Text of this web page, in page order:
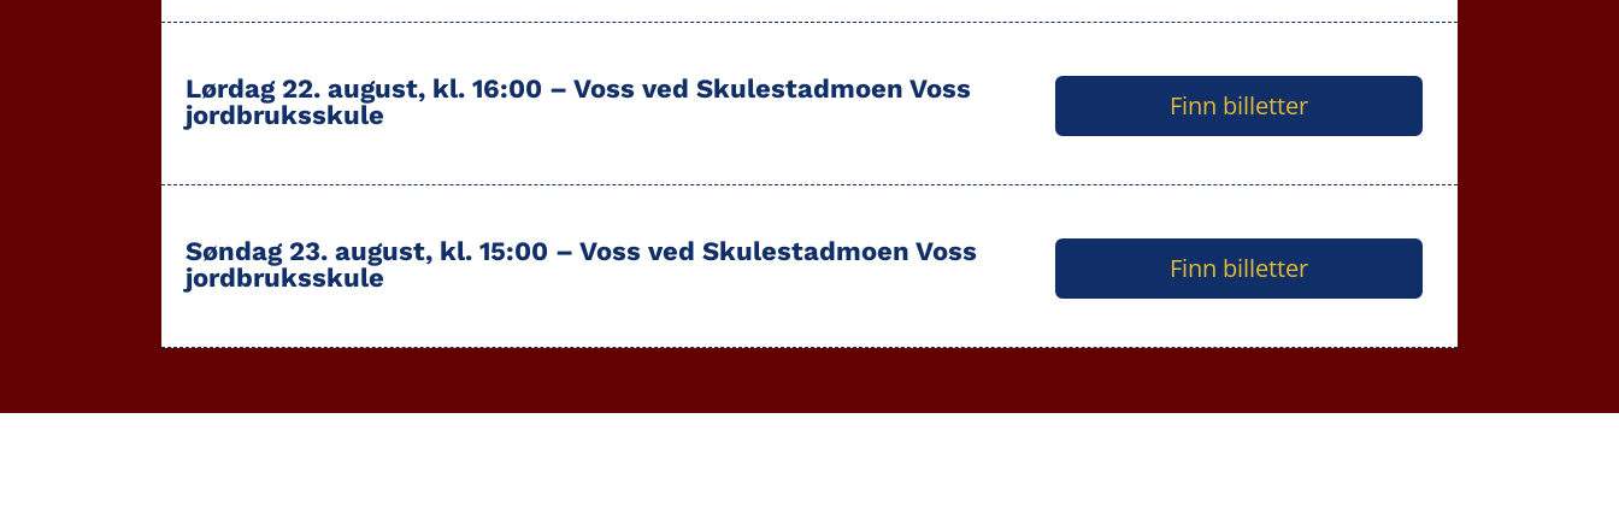
Lørdag 22. august, kl. 16:00 –Voss ved Skulestadmoen Voss
jordbruksskule
Finn billetter
Søndag 23. august, kl. 15:00 –Voss ved Skulestadmoen Voss
jordbruksskule
Finn billetter